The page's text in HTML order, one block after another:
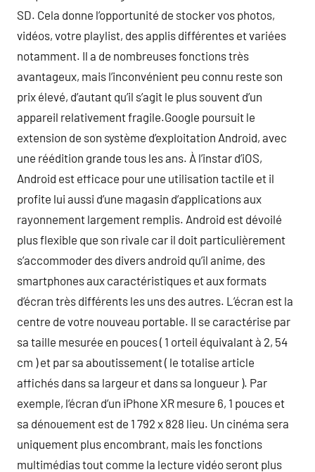
SD. Cela donne l’opportunité de stocker vos photos,
vidéos, votre playlist, des applis différentes et variées
notamment. Il a de nombreuses fonctions très
avantageux, mais l’inconvénient peu connu reste son
prix élevé, d’autant qu’il s’agit le plus souvent d’un
appareil relativement fragile.Google poursuit le
extension de son système d’exploitation Android, avec
une réédition grande tous les ans. À l’instar d’iOS,
Android est efficace pour une utilisation tactile et il
profite lui aussi d’une magasin d’applications aux
rayonnement largement remplis. Android est dévoilé
plus flexible que son rivale car il doit particulièrement
s’accommoder des divers android qu’il anime, des
smartphones aux caractéristiques et aux formats
d’écran très différents les uns des autres. L’écran est la
centre de votre nouveau portable. Il se caractérise par
sa taille mesurée en pouces ( 1 orteil équivalant à 2, 54
cm ) et par sa aboutissement ( le totalise article
affichés dans sa largeur et dans sa longueur ). Par
exemple, l’écran d’un iPhone XR mesure 6, 1 pouces et
sa dénouement est de 1 792 x 828 lieu. Un cinéma sera
uniquement plus encombrant, mais les fonctions
multimédias tout comme la lecture vidéo seront plus